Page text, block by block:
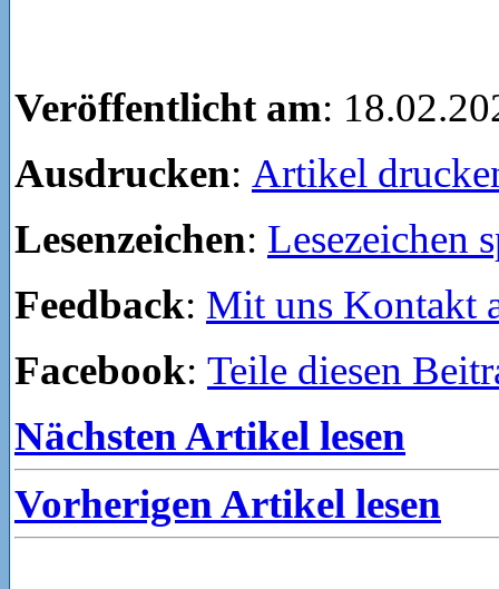
Veröffentlicht am:
Ausdrucken: Artikel
Lesenzeichen: Lesezeichen
Feedback: Mit uns Kontakt
Facebook: Teile diesen
Nächsten Artikel lesen
Vorherigen Artikel lesen